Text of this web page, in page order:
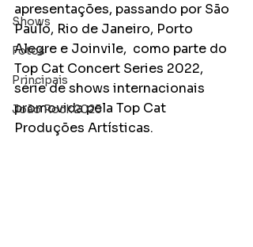
Shows
Fotos
Principais
João Rock 2025
apresentações, passando por São
Paulo, Rio de Janeiro, Porto
Alegre e Joinvile,  como parte do
Top Cat Concert Series 2022,
série de shows internacionais
promovida pela Top Cat
Produções Artísticas.